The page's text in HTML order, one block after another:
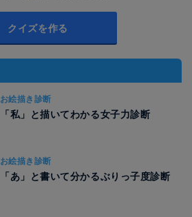
クイズを作る
お絵描き診断
「私」と描いてわかる女子力診断
お絵描き診断
「あ」と書いて分かるぶりっ子度診断